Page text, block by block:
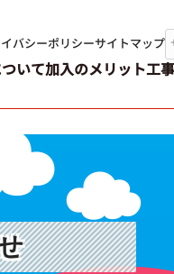
いて加入のメリット工
バシーポリシーサイトマップ